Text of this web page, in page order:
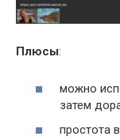
Плюсы:
можно
затем
простота